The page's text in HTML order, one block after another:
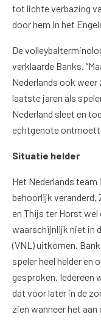
tot lichte verbazing
door hem in het
De
verklaarde Banks.
Nederlands ook weer
laatste jaren als
Nederland sleet en
echtgenote
Situatie helder
Het Nederlands
behoorlijk veranderd.
en Thijs ter Horst wel
waarschijnlijk niet in
(VNL) uitkomen.
speler heel helder en
gesproken. Iedereen
dat voor later in de
zien wanneer het aan